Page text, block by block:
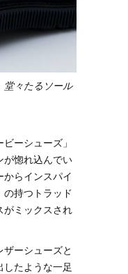
堂々たるソール
ーシューズ」
が惚れ込んでい
らインスパイ
持つトラッド
がミックスされ
ーシューズと
たような一足